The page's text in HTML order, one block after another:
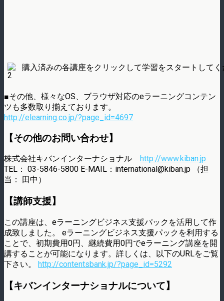
購入済みの各講座をクリックして学習をスタートして
■その他、様々なOS、ブラウザ対応のeラーニングコンテン
ツも多数取り揃えております。
http://elearning.co.jp/?page_id=4697
【その他のお問い合わせ】
株式会社キバンインターナショナル
http://www.kiban.jp
TEL： 03-5846-5800 E-MAIL：international@kiban.jp （担
当： 田中）
【講師支援】
この講座は、eラーニングビジネス支援パックを活用して作
成致しました。 eラーニングビジネス支援パックを利用する
ことで、初期費用0円、継続費用0円でeラーニング講座を開
講することが可能になります。詳しくは、以下のURLをご覧
下さい。 http://contentsbank.jp/?page_id=5292
【キバンインターナショナルについて】